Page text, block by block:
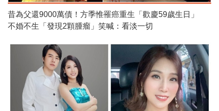
昔為父還9000萬債！方季惟罹癌重生「歡慶59歲生日」
不婚不生「發現2顆腫瘤」笑喊：看淡一切